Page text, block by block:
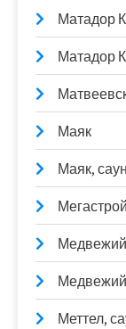
Матадор
Матадор
Маяк
Маяк,
Медвежий
Медвежий
Меттел,